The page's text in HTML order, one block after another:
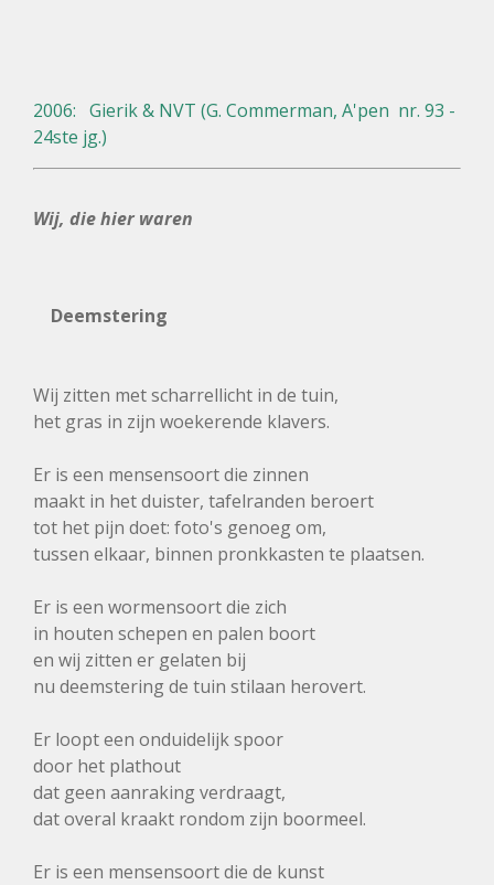
2006: Gierik & NVT (G. Commerman, A'pen nr. 93 -
24ste jg.)
Wij, die hier waren
Deemstering
Wij zitten met scharrellicht in de tuin,
het gras in zijn woekerende klavers.
Er is een mensensoort die zinnen
maakt in het duister, tafelranden beroert
tot het pijn doet: foto's genoeg om,
tussen elkaar, binnen pronkkasten te plaatsen.
Er is een wormensoort die zich
in houten schepen en palen boort
en wij zitten er gelaten bij
nu deemstering de tuin stilaan herovert.
Er loopt een onduidelijk spoor
door het plathout
dat geen aanraking verdraagt,
dat overal kraakt rondom zijn boormeel.
Er is een mensensoort die de kunst